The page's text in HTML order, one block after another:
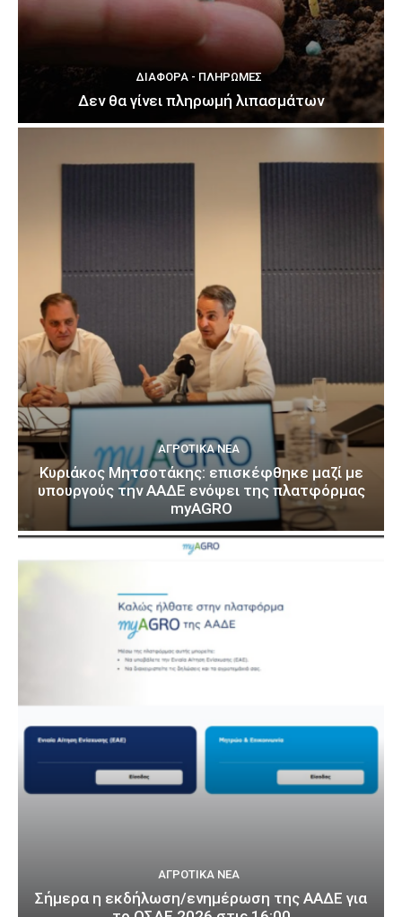
ΔΙΆΦΟΡΑ - ΠΛΗΡΩΜΈΣ
Δεν θα γίνει πληρωμή λιπασμάτων
ΑΓΡΟΤΙΚΆ ΝΈΑ
Κυριάκος Μητσοτάκης: επισκέφθηκε μαζί με
υπουργούς την ΑΑΔΕ ενόψει της πλατφόρμας
myAGRO
ΑΓΡΟΤΙΚΆ ΝΈΑ
Σήμερα η εκδήλωση/ενημέρωση της ΑΑΔΕ για